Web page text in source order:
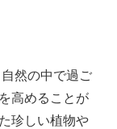
然の中で過ご
高めることが
珍しい植物や